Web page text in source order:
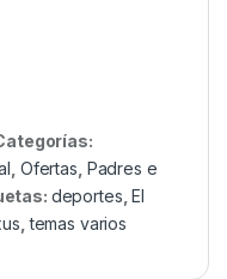
Ofertas Padres e
deportes ,El
,temas varios